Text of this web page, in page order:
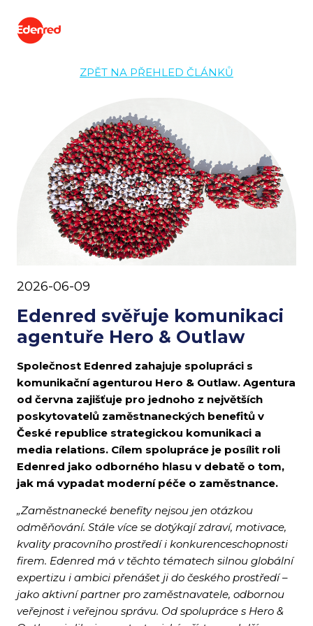
ZPĚT NA PŘEHLED ČLÁNKŮ
2026-06-09
Edenred svěřuje komunikaci
agentuře Hero & Outlaw
Společnost Edenred zahajuje spolupráci s
komunikační agenturou Hero & Outlaw. Agentura
od června zajišťuje pro jednoho z největších
poskytovatelů zaměstnaneckých benefitů v
České republice strategickou komunikaci a
media relations. Cílem spolupráce je posílit roli
Edenred jako odborného hlasu v debatě o tom,
jak má vypadat moderní péče o zaměstnance.
„Zaměstnanecké benefity nejsou jen otázkou
odměňování. Stále více se dotýkají zdraví, motivace,
kvality pracovního prostředí i konkurenceschopnosti
firem. Edenred má v těchto tématech silnou globální
expertizu i ambici přenášet ji do českého prostředí –
jako aktivní partner pro zaměstnavatele, odbornou
veřejnost i veřejnou správu. Od spolupráce s Hero &